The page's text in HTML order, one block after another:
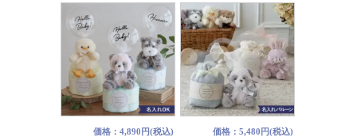
価格：4,890円(税込)
価格：5,480円(税込)